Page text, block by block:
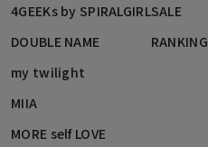
4GEEKs by SPIRALGIRL
DOUBLE NAME
my twilight
MIIA
MORE self LOVE
SALE
RANKING